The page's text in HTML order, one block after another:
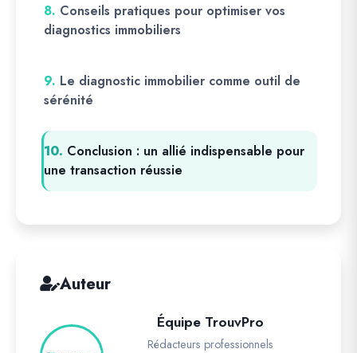
8. Conseils pratiques pour optimiser vos
diagnostics immobiliers
9. Le diagnostic immobilier comme outil de
sérénité
10. Conclusion : un allié indispensable pour
une transaction réussie
Auteur
Équipe TrouvPro
Rédacteurs professionnels